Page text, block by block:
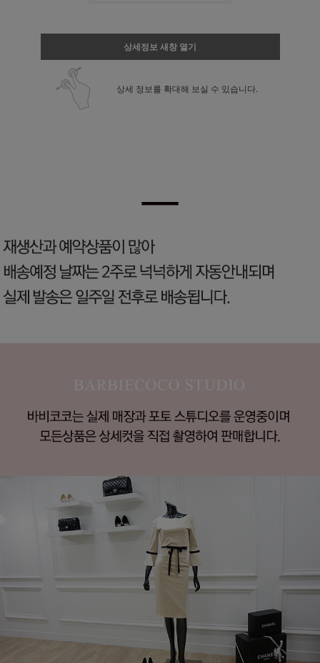
상세정보 새창 열기
상세 정보를 확대해 보실 수 있습니다.